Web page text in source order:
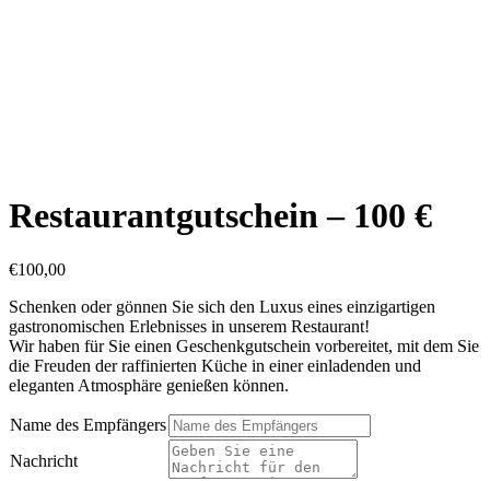
Restaurantgutschein – 100 €
€100,00
Schenken oder gönnen Sie sich den Luxus eines einzigartigen
gastronomischen Erlebnisses in unserem Restaurant!
Wir haben für Sie einen Geschenkgutschein vorbereitet, mit dem Sie
die Freuden der raffinierten Küche in einer einladenden und
eleganten Atmosphäre genießen können.
Name des Empfängers
Nachricht